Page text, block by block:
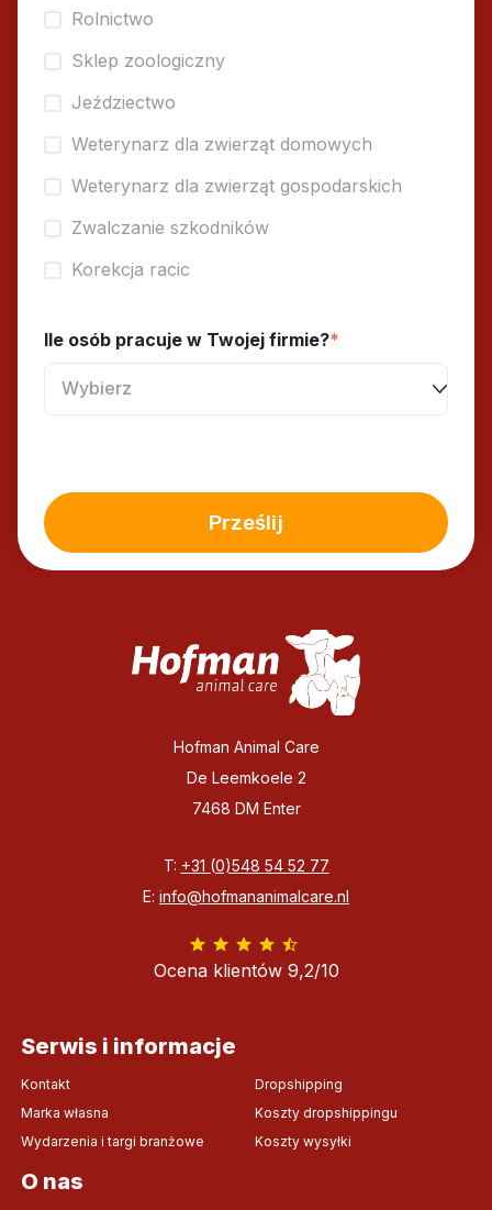
Rolnictwo
Sklep zoologiczny
Jeździectwo
Weterynarz dla zwierząt domowych
Weterynarz dla zwierząt gospodarskich
Zwalczanie szkodników
Korekcja racic
Ile osób pracuje w Twojej firmie?*
Hofman Animal Care
De Leemkoele 2
7468 DM Enter
T: +31 (0)548 54 52 77
E: info@hofmananimalcare.nl
Ocena klientów 9,2/10
Serwis i informacje
Kontakt
Marka własna
Wydarzenia i targi branżowe
Dropshipping
Koszty dropshippingu
Koszty wysyłki
O nas